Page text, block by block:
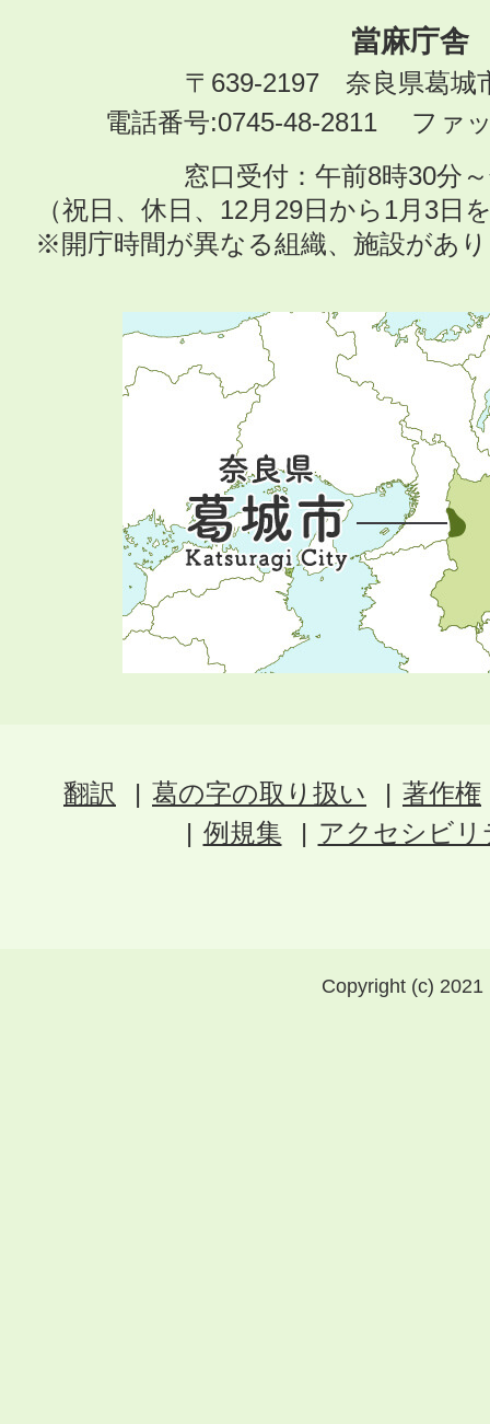
當麻庁舎
〒639-2197 奈良県葛城
電話番号:0745-48-2811 ファ
窓口受付：午前8時30分
（祝日、休日、12月29日から1月3日
※開庁時間が異なる組織、施設があ
翻訳 葛の字の取り扱い
著作権
例規集
アクセシビ
Copyright (c)